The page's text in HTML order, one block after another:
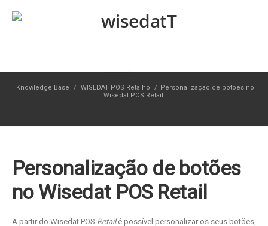
Knowledge Base / WISEDAT POS Retalho / Personalização de botões no
Wisedat POS Retail
Personalização de botões
no Wisedat POS Retail
A partir do Wisedat POS Retailé possível personalizar os seus botões,